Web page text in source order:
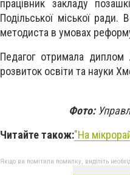
працівник закладу
Подільської міської ради.
методиста в умовах
Педагог отримала диплом
розвиток освіти та науки
Фото:
Читайте також:"На
Якщо ви помітили помилку, виділіть